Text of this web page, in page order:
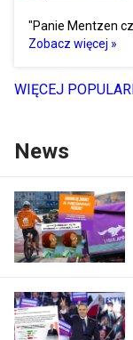
"Panie Mentzen
Zobacz więcej »
WIĘCEJ
News